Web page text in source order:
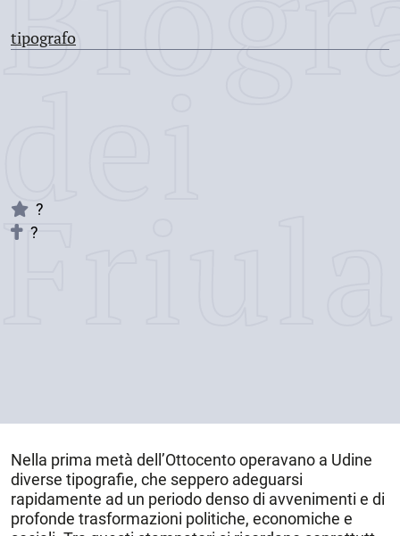
tipografo
dei
?
?
Nella prima metà dell’Ottocento operavano a Udine
diverse tipografie, che seppero adeguarsi
rapidamente ad un periodo denso di avvenimenti e di
profonde trasformazioni politiche, economiche e